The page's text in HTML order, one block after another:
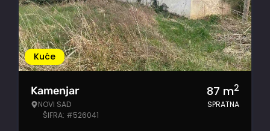
Kuće
Kamenjar
NOVI SAD
ŠIFRA: #526041
87 m2
SPRATNA